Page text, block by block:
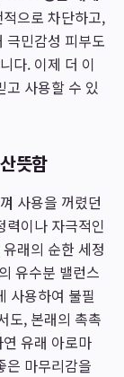
으로 차단하고,
극민감성 피부도
다. 이제 더 이
고 사용할 수 있
뜻함
사용을 꺼렸던
력이나 자극적인
래의 순한 세정
유수분 밸런스
사용하여 불필
도, 본래의 촉촉
유래 아로마
은 마무리감을